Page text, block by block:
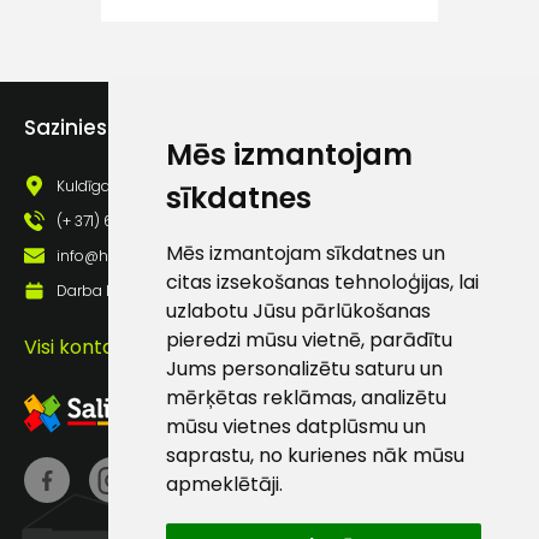
Mēs izmantojam
sīkdatnes
Mēs izmantojam sīkdatnes un
citas izsekošanas tehnoloģijas, lai
uzlabotu Jūsu pārlūkošanas
pieredzi mūsu vietnē, parādītu
Jums personalizētu saturu un
mērķētas reklāmas, analizētu
mūsu vietnes datplūsmu un
saprastu, no kurienes nāk mūsu
apmeklētāji.
Sazinies ar mums
Kuldīgas iela 69a, Saldus, Saldus nov., LV - 3801
(+ 371) 63 881 186
info@hards.lv
Darba laiks: Darbadienās: 8:00 - 17:00
Visi kontakti
(+371) 63 881
186
info@hards.lv